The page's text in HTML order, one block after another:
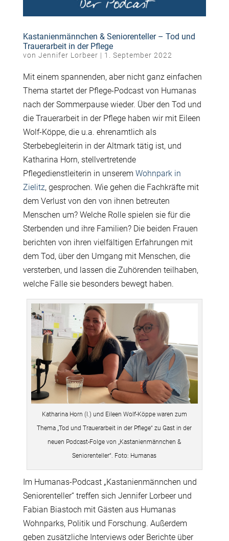
Kastanienmännchen & Seniorenteller – Tod und
Trauerarbeit in der Pflege
von Jennifer Lorbeer | 1. September 2022
Mit einem spannenden, aber nicht ganz einfachen
Thema startet der Pflege-Podcast von Humanas
nach der Sommerpause wieder. Über den Tod und
die Trauerarbeit in der Pflege haben wir mit Eileen
Wolf-Köppe, die u.a. ehrenamtlich als
Sterbebegleiterin in der Altmark tätig ist, und
Katharina Horn, stellvertretende
Pflegedienstleiterin in unserem Wohnpark in
Zielitz, gesprochen. Wie gehen die Fachkräfte mit
dem Verlust von den von ihnen betreuten
Menschen um? Welche Rolle spielen sie für die
Sterbenden und ihre Familien? Die beiden Frauen
berichten von ihren vielfältigen Erfahrungen mit
dem Tod, über den Umgang mit Menschen, die
versterben, und lassen die Zuhörenden teilhaben,
welche Fälle sie besonders bewegt haben.
Katharina Horn (l.) und Eileen Wolf-Köppe waren zum
Thema „Tod und Trauerarbeit in der Pflege“ zu Gast in der
neuen Podcast-Folge von „Kastanienmännchen &
Seniorenteller“. Foto: Humanas
Im Humanas-Podcast „Kastanienmännchen und
Seniorenteller“ treffen sich Jennifer Lorbeer und
Fabian Biastoch mit Gästen aus Humanas
Wohnparks, Politik und Forschung. Außerdem
geben zusätzliche Interviews oder Berichte über